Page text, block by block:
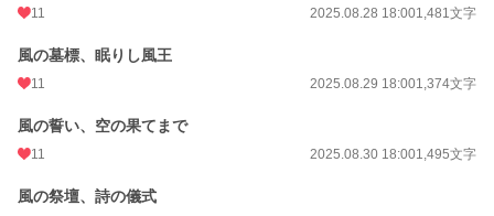
11 2025.08.28 18:001,481文字
風の墓標、眠りし風王
11 2025.08.29 18:001,374文字
風の誓い、空の果てまで
11 2025.08.30 18:001,495文字
風の祭壇、詩の儀式